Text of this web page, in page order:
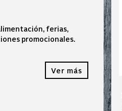
ferias,
promocionales.
Ver más